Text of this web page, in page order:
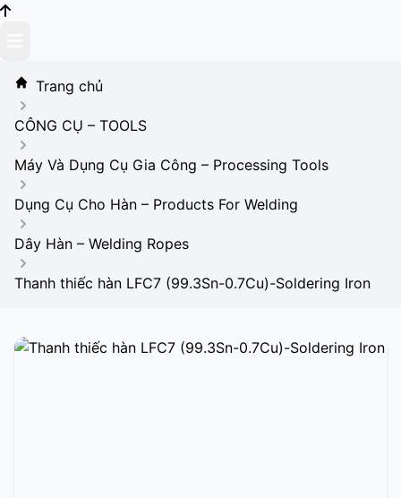
content
Trang chủ
CÔNG CỤ – TOOLS
Máy Và Dụng Cụ Gia Công – Processing Tools
Dụng Cụ Cho Hàn – Products For Welding
Dây Hàn – Welding Ropes
Thanh thiếc hàn LFC7 (99.3Sn-0.7Cu)-Soldering Iron